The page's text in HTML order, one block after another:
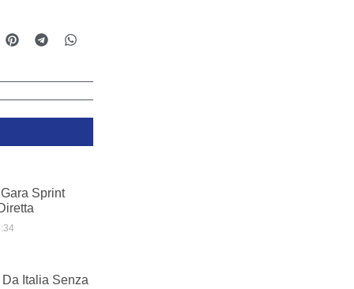
Sprint
Italia Senza